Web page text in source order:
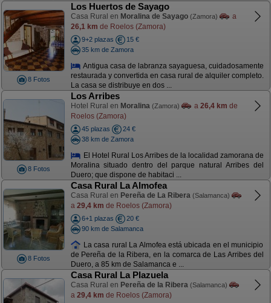
8 Fotos
Los Huertos de Sayago
Casa Rural en Moralina de Sayago (Zamora)
a
26,1 km de Roelos (Zamora)
9+2 plazas
15 €
35 km de Zamora
Antigua casa de labranza sayaguesa, cuidadosamente
restaurada y convertida en casa rural de alquiler completo.
La casa se distribuye en dos ...
8 Fotos
Los Arribes
Hotel Rural en Moralina (Zamora) a 26,4 km de
Roelos (Zamora)
45 plazas
24 €
38 km de Zamora
El Hotel Rural Los Arribes de la localidad zamorana de
Moralina situado dentro del parque natural Arribes del
Duero; que dispone de habitaci ...
8 Fotos
Casa Rural La Almofea
Casa Rural en Pereña de La Ribera (Salamanca)
a 29,4 km de Roelos (Zamora)
6+1 plazas
20 €
90 km de Salamanca
La casa rural La Almofea está ubicada en el municipio
de Pereña de la Ribera, en la comarca de Las Arribes del
Duero, a 85 km de Salamanca e ...
Casa Rural La Plazuela
Casa Rural en Pereña de la Ribera (Salamanca)
a 29,4 km de Roelos (Zamora)